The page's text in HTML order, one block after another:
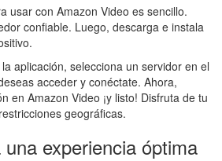
usar con Amazon Video es sencillo.
confiable. Luego, descarga e instala
aplicación, selecciona un servidor en el
acceder y conéctate. Ahora,
en Amazon Video ¡y listo! Disfruta de tu
geográficas.
experiencia óptima